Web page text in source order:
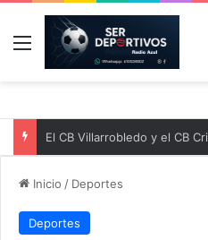
Menú
Inicio / Deportes
Deportes